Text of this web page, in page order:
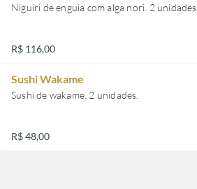
Niguiri de enguia com alga nori. 2 unidades.
R$ 116,00
Sushi Wakame
Sushi de wakame. 2 unidades.
R$ 48,00